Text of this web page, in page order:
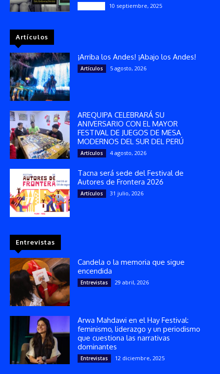
10 septiembre, 2025
Artículos
¡Arriba los Andes! ¡Abajo los Andes!
Artículos 5 agosto, 2026
AREQUIPA CELEBRARÁ SU
ANIVERSARIO CON EL MAYOR
FESTIVAL DE JUEGOS DE MESA
MODERNOS DEL SUR DEL PERÚ
Artículos 4 agosto, 2026
Tacna será sede del Festival de
Autores de Frontera 2026
Artículos 31 julio, 2026
Entrevistas
Candela o la memoria que sigue
encendida
Entrevistas 29 abril, 2026
Arwa Mahdawi en el Hay Festival:
feminismo, liderazgo y un periodismo
que cuestiona las narrativas
dominantes
Entrevistas 12 diciembre, 2025